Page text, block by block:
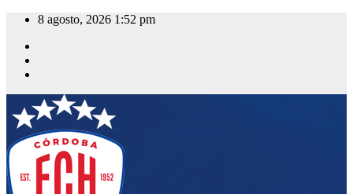
Saltar
contenido
8 agosto, 2026 1:52 pm